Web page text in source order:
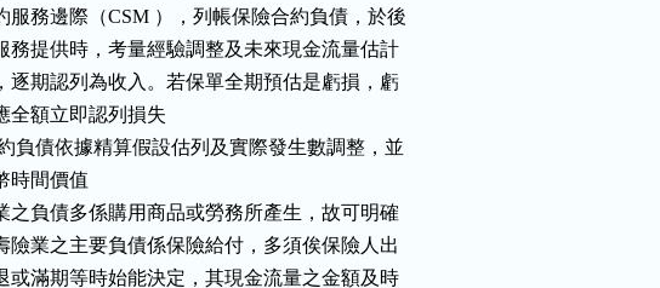
為合約服務邊際（CSM ），列帳保險合約負債，於後
保險服務提供時，考量經驗調整及未來現金流量估計
動後，逐期認列為收入。若保單全期預估是虧損，虧
分應全額立即認列損失
險合約負債依據精算假設估列及實際發生數調整，並
幣時間價值
般企業之負債多係購用商品或勞務所產生，故可明確
列；壽險業之主要負債係保險給付，多須俟保險人出
、脫退或滿期等時始能決定，其現金流量之金額及時